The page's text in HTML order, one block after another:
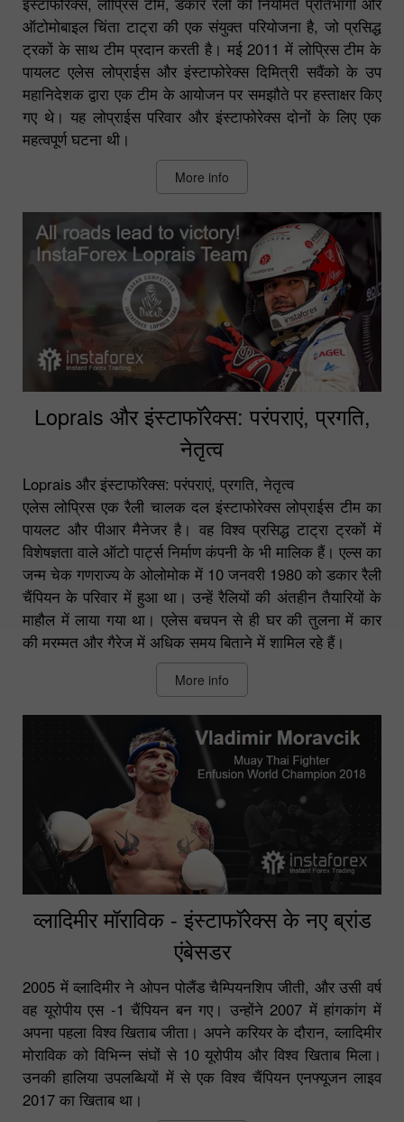
ऑटोमोबाइल चिंता टाट्रा की एक संयुक्त परियोजना है, जो प्रसिद्ध
ट्रकों के साथ टीम प्रदान करती है। मई 2011 में लोप्रिस टीम के
पायलट एलेस लोप्राईस और इंस्टाफोरेक्स दिमित्री सवैंको के उप
महानिदेशक द्वारा एक टीम के आयोजन पर समझौते पर हस्ताक्षर किए
गए थे। यह लोप्राईस परिवार और इंस्टाफोरेक्स दोनों के लिए एक
महत्वपूर्ण घटना थी।
More info
Loprais और इंस्टाफॉरेक्स: परंपराएं, प्रगति,
नेतृत्व
Loprais और इंस्टाफॉरेक्स: परंपराएं, प्रगति, नेतृत्व
एलेस लोप्रिस एक रैली चालक दल इंस्टाफोरेक्स लोप्राईस टीम का
पायलट और पीआर मैनेजर है। वह विश्व प्रसिद्ध टाट्रा ट्रकों में
विशेषज्ञता वाले ऑटो पार्ट्स निर्माण कंपनी के भी मालिक हैं। एल्स का
जन्म चेक गणराज्य के ओलोमोक में 10 जनवरी 1980 को डकार रैली
चैंपियन के परिवार में हुआ था। उन्हें रैलियों की अंतहीन तैयारियों के
माहौल में लाया गया था। एलेस बचपन से ही घर की तुलना में कार
की मरम्मत और गैरेज में अधिक समय बिताने में शामिल रहे हैं।
More info
व्लादिमीर मॉराविक - इंस्टाफॉरेक्स के नए ब्रांड
एंबेसडर
2005 में व्लादिमीर ने ओपन पोलैंड चैम्पियनशिप जीती, और उसी वर्ष
वह यूरोपीय एस -1 चैंपियन बन गए। उन्होंने 2007 में हांगकांग में
अपना पहला विश्व खिताब जीता। अपने करियर के दौरान, व्लादिमीर
मोराविक को विभिन्न संघों से 10 यूरोपीय और विश्व खिताब मिला।
उनकी हालिया उपलब्धियों में से एक विश्व चैंपियन एनफ्यूजन लाइव
2017 का खिताब था।